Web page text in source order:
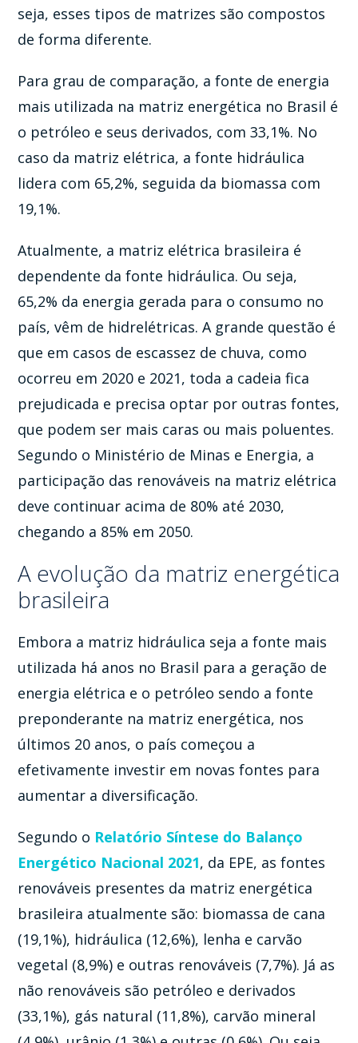
seja, esses tipos de matrizes são compostos
de forma diferente.
Para grau de comparação, a fonte de energia
mais utilizada na matriz energética no Brasil é
o petróleo e seus derivados, com 33,1%. No
caso da matriz elétrica, a fonte hidráulica
lidera com 65,2%, seguida da biomassa com
19,1%.
Atualmente, a matriz elétrica brasileira é
dependente da fonte hidráulica. Ou seja,
65,2% da energia gerada para o consumo no
país, vêm de hidrelétricas. A grande questão é
que em casos de escassez de chuva, como
ocorreu em 2020 e 2021, toda a cadeia fica
prejudicada e precisa optar por outras fontes,
que podem ser mais caras ou mais poluentes.
Segundo o Ministério de Minas e Energia, a
participação das renováveis na matriz elétrica
deve continuar acima de 80% até 2030,
chegando a 85% em 2050.
A evolução da matriz energética
brasileira
Embora a matriz hidráulica seja a fonte mais
utilizada há anos no Brasil para a geração de
energia elétrica e o petróleo sendo a fonte
preponderante na matriz energética, nos
últimos 20 anos, o país começou a
efetivamente investir em novas fontes para
aumentar a diversificação.
Segundo o Relatório Síntese do Balanço
Energético Nacional 2021, da EPE, as fontes
renováveis presentes da matriz energética
brasileira atualmente são: biomassa de cana
(19,1%), hidráulica (12,6%), lenha e carvão
vegetal (8,9%) e outras renováveis (7,7%). Já as
não renováveis são petróleo e derivados
(33,1%), gás natural (11,8%), carvão mineral